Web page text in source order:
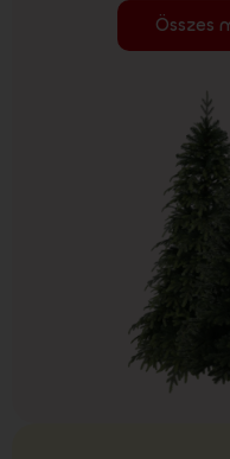
Összes